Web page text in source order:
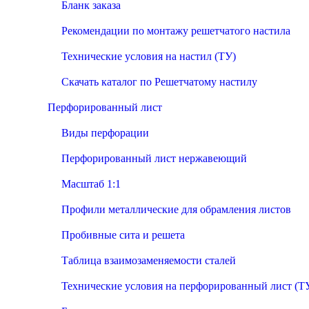
Бланк заказа
Рекомендации по монтажу решетчатого настила
Технические условия на настил (ТУ)
Скачать каталог по Решетчатому настилу
Перфорированный лист
Виды перфорации
Перфорированный лист нержавеющий
Масштаб 1:1
Профили металлические для обрамления листов
Пробивные сита и решета
Таблица взаимозаменяемости сталей
Технические условия на перфорированный лист